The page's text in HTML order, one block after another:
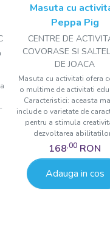
Masuta cu
Peppa Pig
CENTRE DE
COVORASE SI
DE JOACA
Masuta cu activitati ofera
o multime de activitati
Caracteristici: aceasta
include o varietate de
pentru a stimula
dezvoltarea
168,00 RON
Adauga in cos